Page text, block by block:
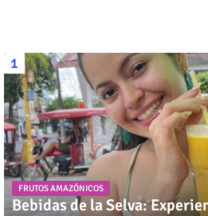
FRUTOS AMAZÓNICOS
Bebidas de la Selva: